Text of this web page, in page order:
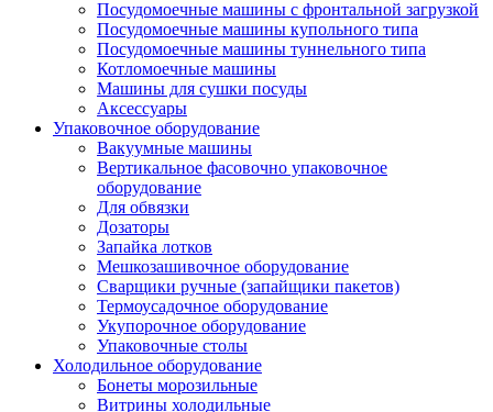
Посудомоечные машины с фронтальной загрузкой
Посудомоечные машины купольного типа
Посудомоечные машины туннельного типа
Котломоечные машины
Машины для сушки посуды
Аксессуары
Упаковочное оборудование
Вакуумные машины
Вертикальное фасовочно упаковочное
оборудование
Для обвязки
Дозаторы
Запайка лотков
Мешкозашивочное оборудование
Сварщики ручные (запайщики пакетов)
Термоусадочное оборудование
Укупорочное оборудование
Упаковочные столы
Холодильное оборудование
Бонеты морозильные
Витрины холодильные